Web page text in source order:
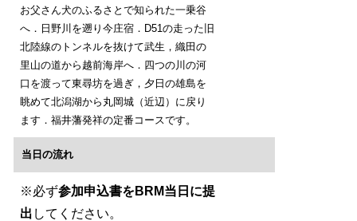
お父さん犬のふるさとで知られた一乗谷
へ．日野川を遡り今庄宿．D51の走った旧
北陸線のトンネルを抜けて武生，織田の
里山の道から越前海岸へ．四つの川の河
口を渡って東尋坊を過ぎ，夕日の雄島を
眺めて北潟湖から丸岡城（近辺）に戻り
ます．福井藩発祥の定番コースです。
当日の流れ
※必ず参加申込書をBRM当日に提
出 してください。